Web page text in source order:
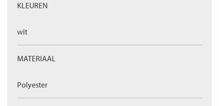
KLEUREN
wit
MATERIAAL
Polyester